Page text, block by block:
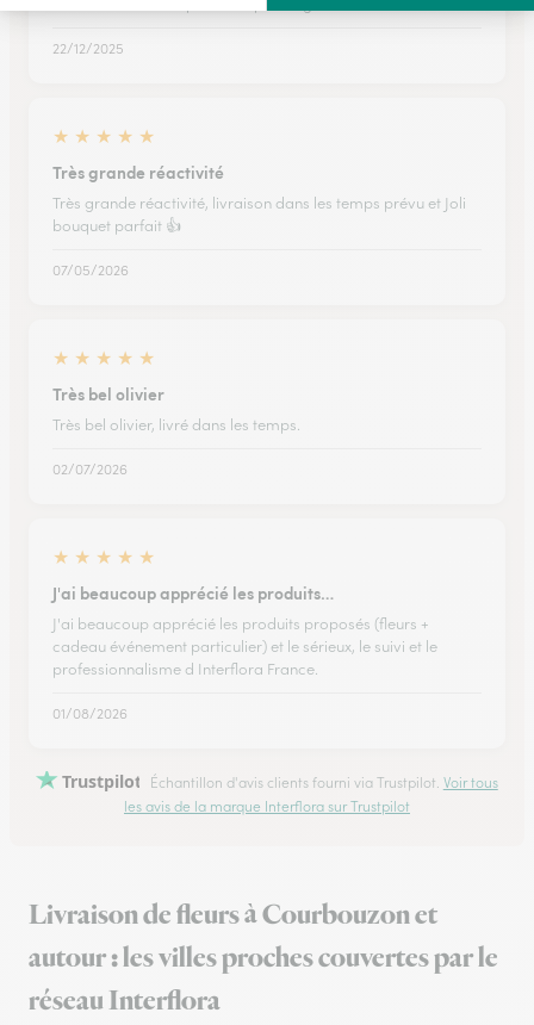
22/12/2025
★ ★ ★ ★ ★
Très grande réactivité
Très grande réactivité, livraison dans les temps prévu et Joli
bouquet parfait 👍
07/05/2026
★ ★ ★ ★ ★
Très bel olivier
Très bel olivier, livré dans les temps.
02/07/2026
★ ★ ★ ★ ★
J'ai beaucoup apprécié les produits…
J'ai beaucoup apprécié les produits proposés (fleurs +
cadeau événement particulier) et le sérieux, le suivi et le
professionnalisme d Interflora France.
01/08/2026
Trustpilot Échantillon d'avis clients fourni via Trustpilot. Voir tous
les avis de la marque Interflora sur Trustpilot
Livraison de fleurs à Courbouzon et
autour : les villes proches couvertes par le
réseau Interflora